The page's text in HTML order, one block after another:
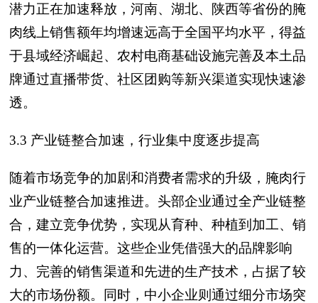
潜力正在加速释放，河南、湖北、陕西等省份的腌
肉线上销售额年均增速远高于全国平均水平，得益
于县域经济崛起、农村电商基础设施完善及本土品
牌通过直播带货、社区团购等新兴渠道实现快速渗
透。
3.3 产业链整合加速，行业集中度逐步提高
随着市场竞争的加剧和消费者需求的升级，腌肉行
业产业链整合加速推进。头部企业通过全产业链整
合，建立竞争优势，实现从育种、种植到加工、销
售的一体化运营。这些企业凭借强大的品牌影响
力、完善的销售渠道和先进的生产技术，占据了较
大的市场份额。同时，中小企业则通过细分市场突